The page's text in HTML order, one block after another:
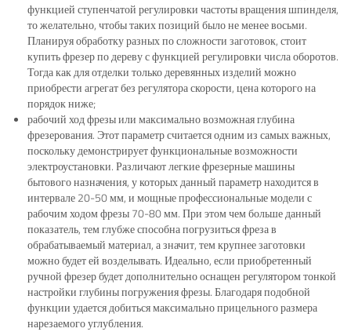
функцией ступенчатой регулировки частоты вращения шпинделя,
то желательно, чтобы таких позиций было не менее восьми.
Планируя обработку разных по сложности заготовок, стоит
купить фрезер по дереву с функцией регулировки числа оборотов.
Тогда как для отделки только деревянных изделий можно
приобрести агрегат без регулятора скорости, цена которого на
порядок ниже;
рабочий ход фрезы или максимально возможная глубина
фрезерования. Этот параметр считается одним из самых важных,
поскольку демонстрирует функциональные возможности
электроустановки. Различают легкие фрезерные машины
бытового назначения, у которых данный параметр находится в
интервале 20-50 мм, и мощные профессиональные модели с
рабочим ходом фрезы 70-80 мм. При этом чем больше данный
показатель, тем глубже способна погрузиться фреза в
обрабатываемый материал, а значит, тем крупнее заготовки
можно будет ей возделывать. Идеально, если приобретенный
ручной фрезер будет дополнительно оснащен регулятором тонкой
настройки глубины погружения фрезы. Благодаря подобной
функции удается добиться максимально прицельного размера
нарезаемого углубления.